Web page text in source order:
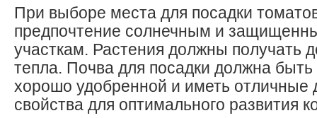
При выборе места для посадки
предпочтение солнечным и
участкам. Растения должны получать
тепла. Почва для посадки должна
хорошо удобренной и иметь отличные
свойства для оптимального развития